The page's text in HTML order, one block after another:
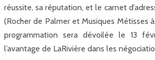
réussite, sa réputation, et le carnet
(Rocher de Palmer et Musiques Métisses
programmation sera dévoilée le 13
l’avantage de LaRivière dans les